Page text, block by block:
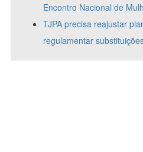
Encontro Nacional de
TJPA precisa reajustar
regulamentar